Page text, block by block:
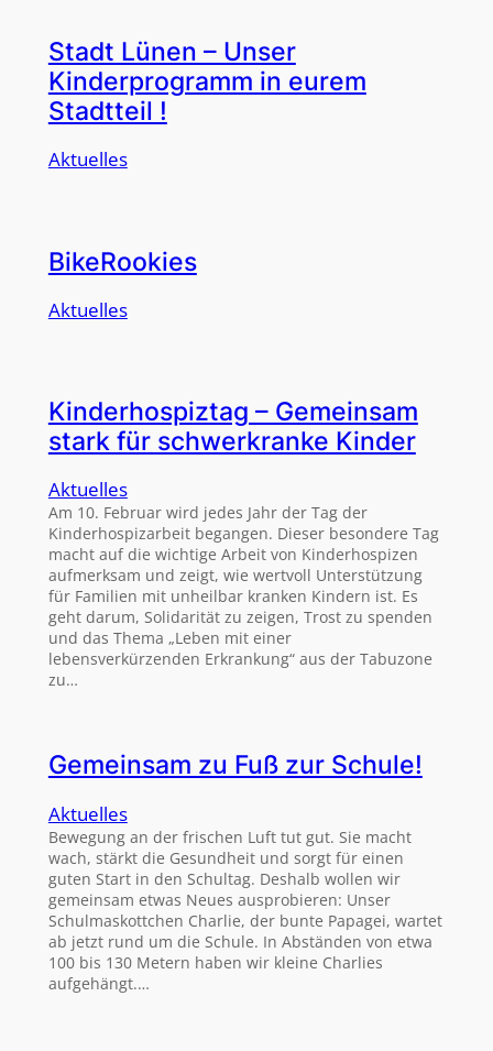
Stadt Lünen – Unser
Kinderprogramm in eurem
Stadtteil !
Aktuelles
BikeRookies
Aktuelles
Kinderhospiztag – Gemeinsam
stark für schwerkranke Kinder
Aktuelles
Am 10. Februar wird jedes Jahr der Tag der
Kinderhospizarbeit begangen. Dieser besondere Tag
macht auf die wichtige Arbeit von Kinderhospizen
aufmerksam und zeigt, wie wertvoll Unterstützung
für Familien mit unheilbar kranken Kindern ist. Es
geht darum, Solidarität zu zeigen, Trost zu spenden
und das Thema „Leben mit einer
lebensverkürzenden Erkrankung“ aus der Tabuzone
zu…
Gemeinsam zu Fuß zur Schule!
Aktuelles
Bewegung an der frischen Luft tut gut. Sie macht
wach, stärkt die Gesundheit und sorgt für einen
guten Start in den Schultag. Deshalb wollen wir
gemeinsam etwas Neues ausprobieren: Unser
Schulmaskottchen Charlie, der bunte Papagei, wartet
ab jetzt rund um die Schule. In Abständen von etwa
100 bis 130 Metern haben wir kleine Charlies
aufgehängt.…